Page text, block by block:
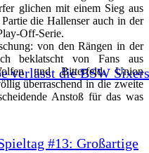
verlässt die BSW Sixers
#13: Großartige
glichen mit einem Sieg aus
die Hallenser auch in der
Off-Serie.
von den Rängen in der
beklatscht von Fans aus
und Bitterfeld. Union
überraschend in die zweite
Anstoß für das was